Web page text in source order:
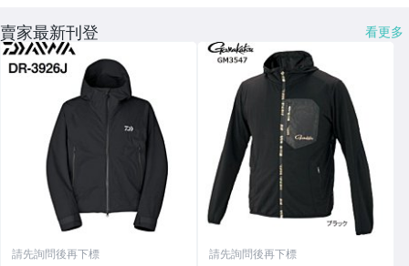
賣家最新刊登 看更多
請先詢問後再下標 請先詢問後再下標